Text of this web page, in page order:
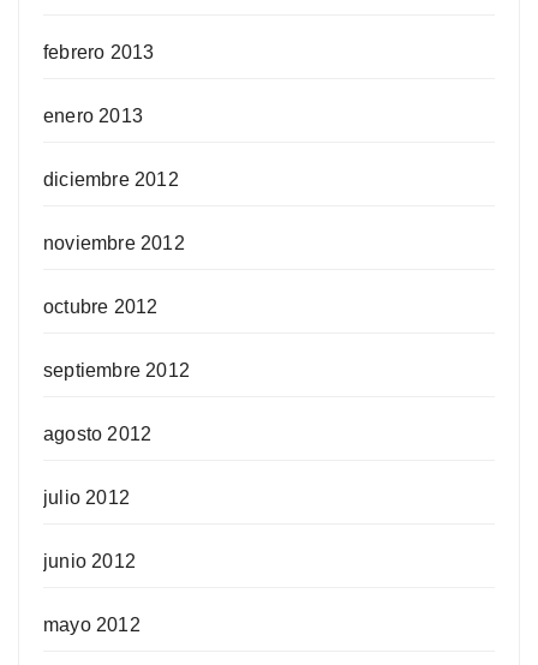
febrero 2013
enero 2013
diciembre 2012
noviembre 2012
octubre 2012
septiembre 2012
agosto 2012
julio 2012
junio 2012
mayo 2012